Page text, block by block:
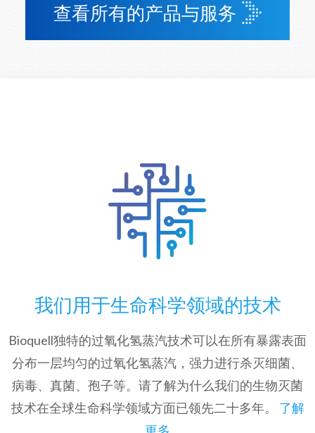
查看所有的产品与服务
我们用于生命科学领域的技术
Bioquell独特的过氧化氢蒸汽技术可以在所有暴露表面
分布一层均匀的过氧化氢蒸汽，强力进行杀灭细菌、
病毒、真菌、孢子等。请了解为什么我们的生物灭菌
技术在全球生命科学领域方面已领先二十多年。 了解
更多